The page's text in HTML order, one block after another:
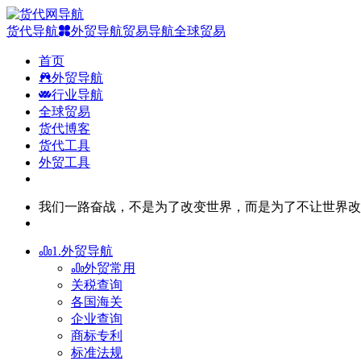
货代导航 外贸导航贸易导航全球贸易
首页
外贸导航
行业导航
全球贸易
货代博客
货代工具
外贸工具
我们一路奋战，不是为了改变世界，而是为了不让世界
1.外贸导航
外贸常用
关税查询
各国海关
企业查询
商标专利
标准法规